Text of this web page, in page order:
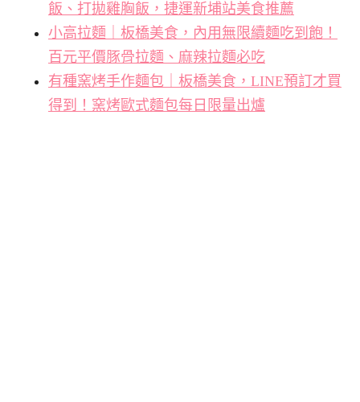
飯、打拋雞胸飯，捷運新埔站美食推薦
小高拉麵｜板橋美食，內用無限續麵吃到飽！
百元平價豚骨拉麵、麻辣拉麵必吃
有種窯烤手作麵包｜板橋美食，LINE預訂才買
得到！窯烤歐式麵包每日限量出爐